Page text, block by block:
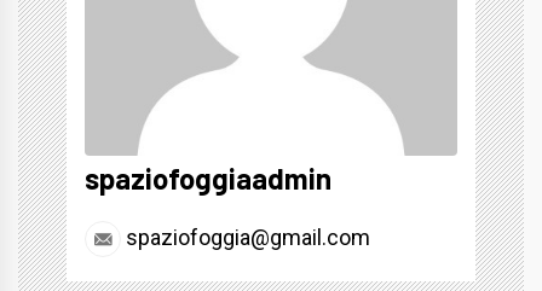
spaziofoggiaadmin
spaziofoggia@gmail.com